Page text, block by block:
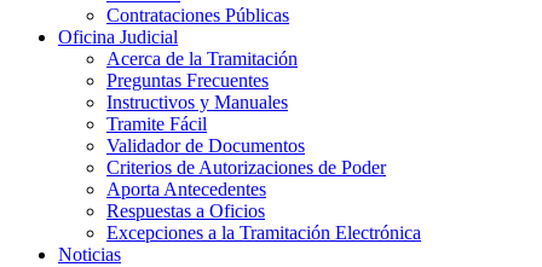
Contrataciones Públicas
Oficina Judicial
Acerca de la Tramitación
Preguntas Frecuentes
Instructivos y Manuales
Tramite Fácil
Validador de Documentos
Criterios de Autorizaciones de Poder
Aporta Antecedentes
Respuestas a Oficios
Excepciones a la Tramitación Electrónica
Noticias